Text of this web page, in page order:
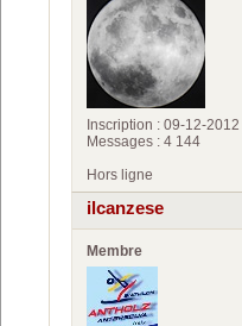
Inscription : 09-12-2012
Messages : 4 144
Hors ligne
ilcanzese
Membre